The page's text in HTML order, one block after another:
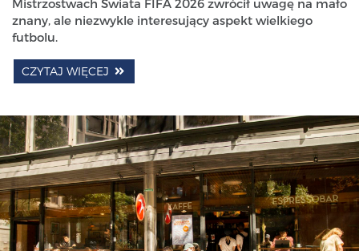
znany, ale niezwykle interesujący aspekt wielkiego
futbolu.
CZYTAJ WIĘCEJ